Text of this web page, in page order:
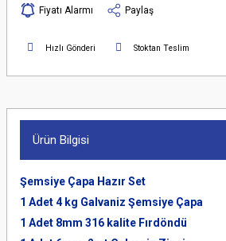
Fiyatı Alarmı
Paylaş
Hızlı Gönderi Stoktan Teslim
Ürün Bilgisi
Şemsiye Çapa Hazır Set
1 Adet 4 kg Galvaniz Şemsiye Çapa
1 Adet 8mm 316 kalite Fırdöndü